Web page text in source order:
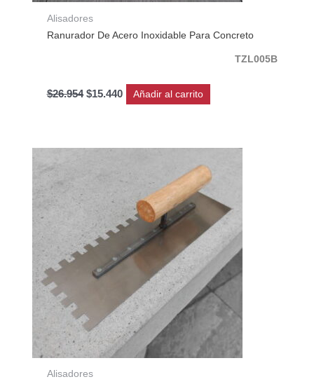
Alisadores
Ranurador De Acero Inoxidable Para Concreto
TZL005B
$26.954 $15.440 Añadir al carrito
Alisadores